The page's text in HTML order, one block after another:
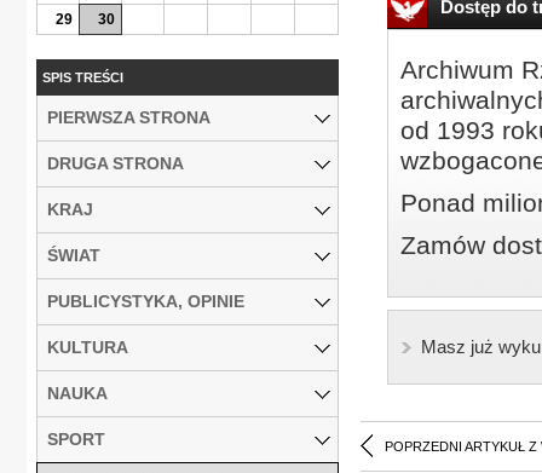
Dostęp do
Archiwum
od 1993
Ponad
Zamów
Masz już
POPRZEDNI ARTYKUŁ Z
29
30
SPIS TREŚCI
PIERWSZA STRONA
DRUGA STRONA
KRAJ
ŚWIAT
PUBLICYSTYKA, OPINIE
KULTURA
NAUKA
SPORT